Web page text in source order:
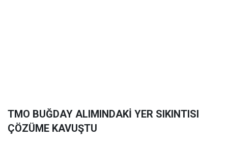
TMO BUĞDAY ALIMINDAKİ YER SIKINTISI
ÇÖZÜME KAVUŞTU